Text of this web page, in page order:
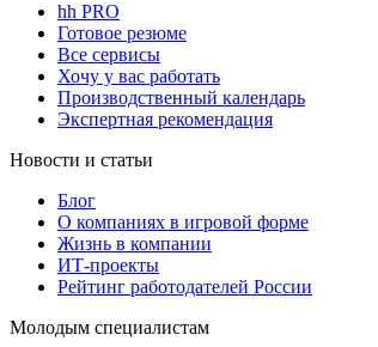
hh PRO
Готовое резюме
Все сервисы
Хочу у вас работать
Производственный календарь
Экспертная рекомендация
Новости и статьи
Блог
О компаниях в игровой форме
Жизнь в компании
ИТ-проекты
Рейтинг работодателей России
Молодым специалистам